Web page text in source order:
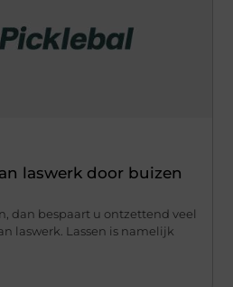
laswerk door buizen
dan bespaart u ontzettend veel
laswerk. Lassen is namelijk